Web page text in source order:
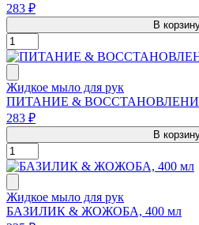
283 ₽
В
Жидкое мыло для рук
ПИТАНИЕ &
283 ₽
В
Жидкое мыло для рук
БАЗИЛИК & ЖОЖОБА, 400 мл